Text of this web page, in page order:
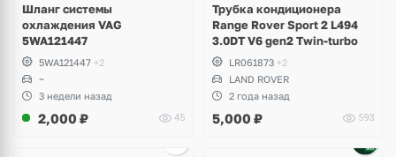
Шланг системы
охлаждения VAG
5WA121447
5WA121447 +2
~
3 недели назад
2,000 ₽ 45
Трубка кондиционера
Range Rover Sport 2 L494
3.0DT V6 gen2 Twin-turbo
LR061873 +2
LAND ROVER
2 года назад
5,000 ₽ 593